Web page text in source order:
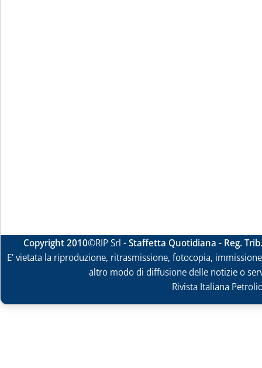
Copyright 2010©RIP Srl -Staffetta Quotidiana - Reg.
E' vietata la riproduzione, ritrasmissione, fotocopia,
altro modo di diffusione delle notizie o
Rivista Italiana